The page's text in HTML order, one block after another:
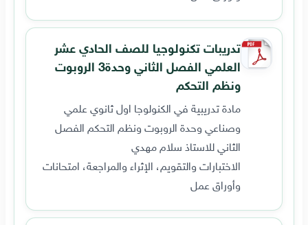
تدريبات تكنولوجيا للصف الحادي عشر
العلمي الفصل الثاني وحدة3 الروبوت
ونظم التحكم
مادة تدريبية في الكنولوجا اول ثانوي علمي
وصناعي وحدة الروبوت ونظم التحكم الفصل
الثاني للاستاذ سلام مهدي
الاختبارات والتقويم، الإثراء والمراجعة، امتحانات
وأوراق عمل